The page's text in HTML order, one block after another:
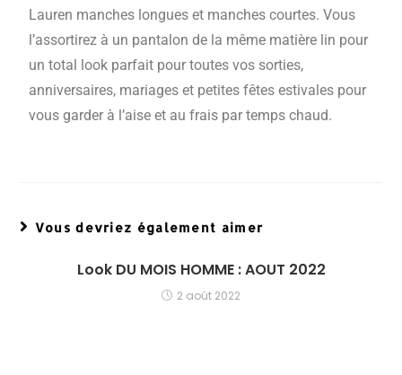
Lauren manches longues et manches courtes. Vous
l’assortirez à un pantalon de la même matière lin pour
un total look parfait pour toutes vos sorties,
anniversaires, mariages et petites fêtes estivales pour
vous garder à l’aise et au frais par temps chaud.
Vous devriez également aimer
Look DU MOIS HOMME : AOUT 2022
2 août 2022